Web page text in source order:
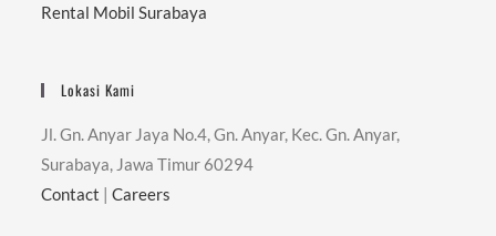
Rental Mobil Surabaya
Lokasi Kami
Jl. Gn. Anyar Jaya No.4, Gn. Anyar, Kec. Gn. Anyar,
Surabaya, Jawa Timur 60294
Contact |Careers